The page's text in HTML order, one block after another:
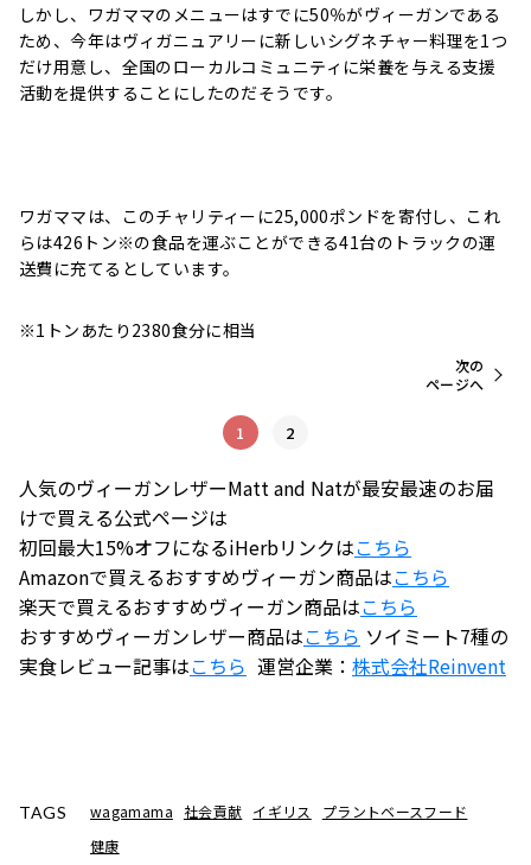
しかし、ワガママのメニューはすでに50％がヴィーガンである
ため、今年はヴィガニュアリーに新しいシグネチャー料理を1つ
だけ用意し、全国のローカルコミュニティに栄養を与える支援
活動を提供することにしたのだそうです。
ワガママは、このチャリティーに25,000ポンドを寄付し、これ
らは426トン※の食品を運ぶことができる41台のトラックの運
送費に充てるとしています。
※1トンあたり2380食分に相当
1 2
次の
ページへ
人気のヴィーガンレザーMatt and Natが最安最速のお届
けで買える公式ページは
初回最大15%オフになるiHerbリンクはこちら
Amazonで買えるおすすめヴィーガン商品はこちら
楽天で買えるおすすめヴィーガン商品はこちら
おすすめヴィーガンレザー商品はこちら ソイミート7種の
実食レビュー記事はこちら 運営企業： 株式会社Reinvent
TAGS wagamama 社会貢献 イギリス
プラントベースフード
健康